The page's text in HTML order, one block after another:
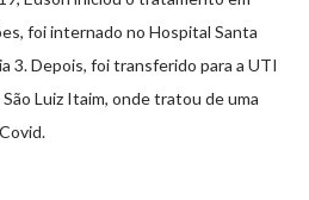
foi internado no Hospital Santa
3. Depois, foi transferido para a UTI
Luiz Itaim, onde tratou de uma